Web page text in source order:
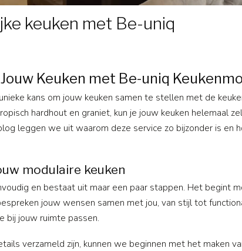
keuken met Be-uniq
Keuken met Be-uniq
kans om jouw keuken samen te stellen met de
hardhout en graniet, kun je jouw keuken helemaal
leggen we uit waarom deze service zo bijzonder is en
modulaire keuken
en bestaat uit maar een paar stappen. Het begint
jouw wensen samen met jou, van stijl tot
bij jouw ruimte passen.
verzameld zijn, kunnen we beginnen met het maken